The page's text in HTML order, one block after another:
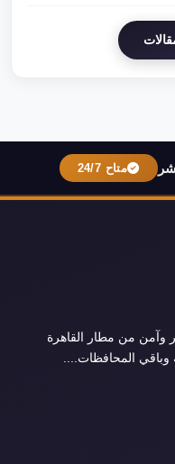
متاح 24/7
من مطار القاهرة
المحافظات....